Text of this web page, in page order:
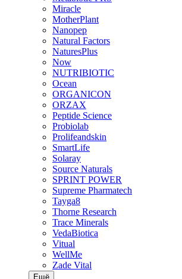
Miracle
MotherPlant
Nanopep
Natural Factors
NaturesPlus
Now
NUTRIBIOTIC
Ocean
ORGANICON
ORZAX
Peptide Science
Probiolab
Prolifeandskin
SmartLife
Solaray
Source Naturals
SPRINT POWER
Supreme Pharmatech
Tayga8
Thorne Research
Trace Minerals
VedaBiotica
Vitual
WellMe
Zade Vital
Ещё